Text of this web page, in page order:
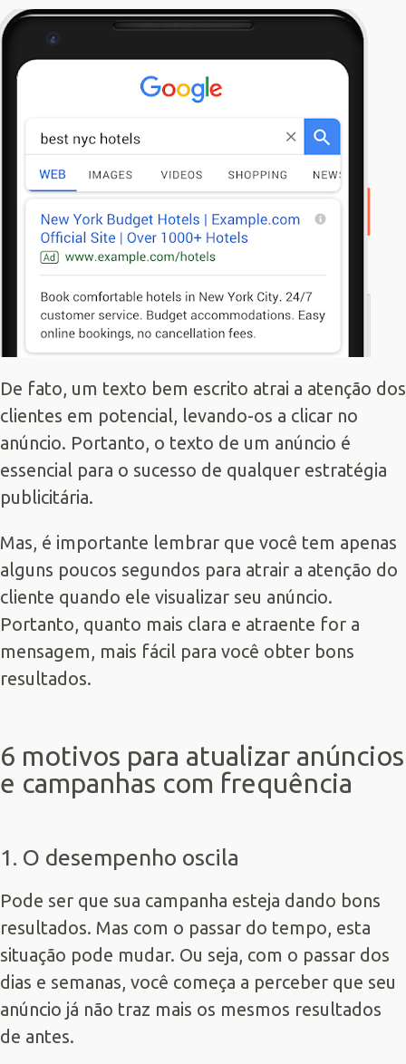
De fato, um texto bem escrito atrai a atenção dos
clientes em potencial, levando-os a clicar no
anúncio. Portanto, o texto de um anúncio é
essencial para o sucesso de qualquer estratégia
publicitária.
Mas, é importante lembrar que você tem apenas
alguns poucos segundos para atrair a atenção do
cliente quando ele visualizar seu anúncio.
Portanto, quanto mais clara e atraente for a
mensagem, mais fácil para você obter bons
resultados.
6 motivos para atualizar anúncios
e campanhas com frequência
1. O desempenho oscila
Pode ser que sua campanha esteja dando bons
resultados. Mas com o passar do tempo, esta
situação pode mudar. Ou seja, com o passar dos
dias e semanas, você começa a perceber que seu
anúncio já não traz mais os mesmos resultados
de antes.